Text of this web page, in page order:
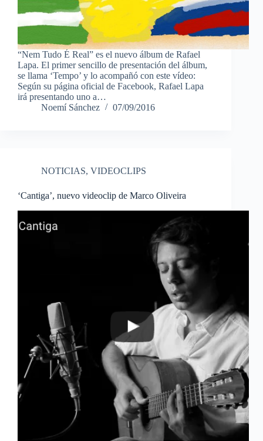
“Nem Tudo É Real” es el nuevo álbum de Rafael
Lapa. El primer sencillo de presentación del álbum,
se llama ‘Tempo’ y lo acompañó con este vídeo:
Según su página oficial de Facebook, Rafael Lapa
irá presentando uno a…
Noemí Sánchez
07/09/2016
NOTICIAS, VIDEOCLIPS
‘Cantiga’, nuevo videoclip de Marco Oliveira